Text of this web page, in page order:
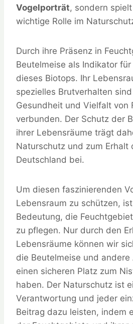
Vogelporträt, sondern
wichtige Rolle im
Durch ihre Präsenz in
Beutelmeise als Indikator
dieses Biotops. Ihr
spezielles Brutverhalten
Gesundheit und Vielfalt von
verbunden. Der Schutz der
ihrer Lebensräume trägt
Naturschutz und zum Erhalt
Deutschland bei.
Um diesen faszinierenden
Lebensraum zu schützen,
Bedeutung, die
zu pflegen. Nur durch den
Lebensräume können wir
die Beutelmeise und
einen sicheren Platz zum
haben. Der Naturschutz ist
Verantwortung und jeder
Beitrag dazu leisten, indem